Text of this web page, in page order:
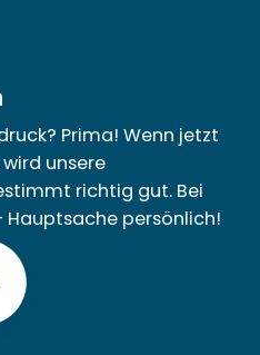
Prima! Wenn jetzt
unsere
richtig gut. Bei
Hauptsache persönlich!